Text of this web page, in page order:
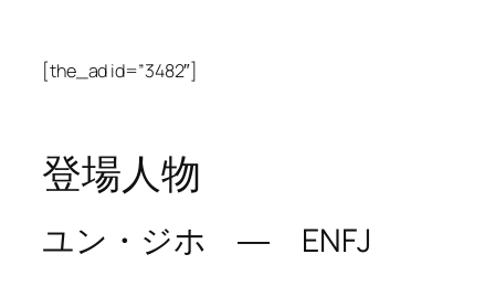
[the_ad id=”3482″]
登場人物
ユン・ジホ ― ENFJ